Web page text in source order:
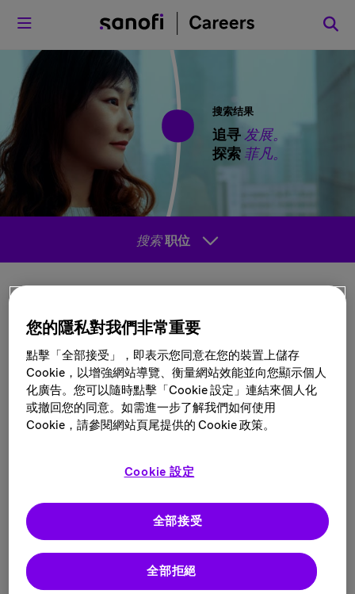
搜索结果
追寻 发展。
探索 菲凡。
搜索 职位
排序方
搜索结果如下
1 Vienna 的职位
筛选结果
Initiativbewerbung Österreich
地点:Vienna, 奥地利
您的隱私對我們非常重要
點擊「全部接受」，即表示您同意在您的裝置上儲存
Cookie，以增強網站導覽、衡量網站效能並向您顯示個人
化廣告。您可以隨時點擊「Cookie 設定」連結來個人化
或撤回您的同意。如需進一步了解我們如何使用
Cookie，請參閱網站頁尾提供的 Cookie 政策。
Cookie 設定
全部拒絕
全部接受